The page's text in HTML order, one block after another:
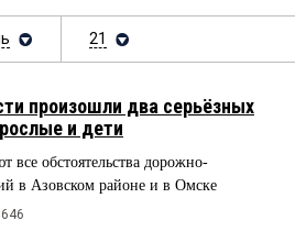
Блоги
21
произошли два серьёзных
и дети
все обстоятельства дорожно-
в Азовском районе и в Омске